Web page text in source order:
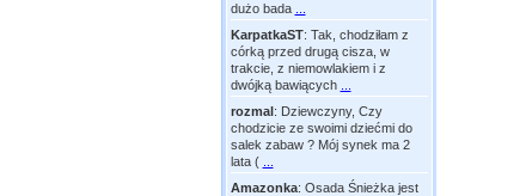
dużo bada
KarpatkaST: Tak, chodziłam z
córką przed drugą cisza, w
trakcie, z niemowlakiem i z
dwójką bawiących
rozmal: Dziewczyny, Czy
chodzicie ze swoimi dziećmi do
salek zabaw ? Mój synek ma 2
lata (
Amazonka: Osada Śnieżka jest